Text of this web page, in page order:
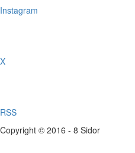
Instagram
X
RSS
Copyright © 2016 - 8 Sidor